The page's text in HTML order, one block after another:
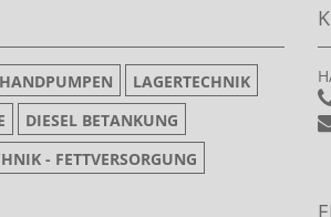
HANDPUMPEN
LAGERTECHNIK
DIESEL BETANKUNG
- FETTVERSORGUNG